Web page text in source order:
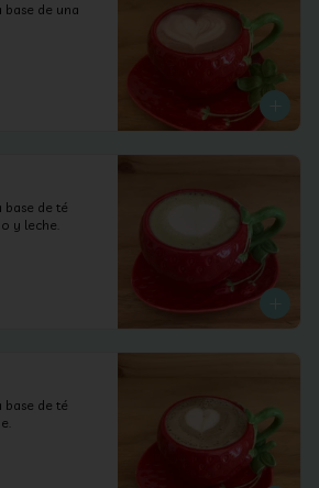
de una
de té
y leche.
de té